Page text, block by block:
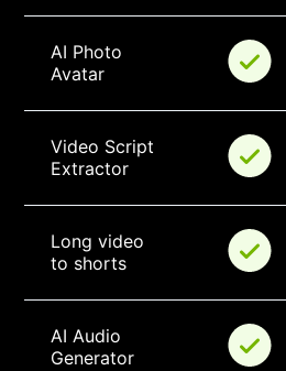
AI Photo
Avatar
Video Script
Extractor
Long video
to shorts
AI Audio
Generator